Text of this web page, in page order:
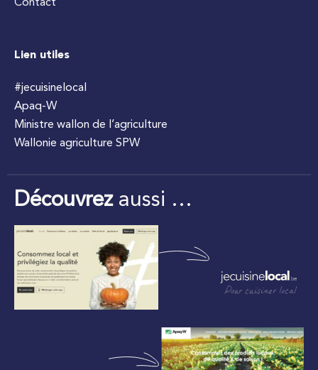
Contact
Lien utiles
#jecuisinelocal
Apaq-W
Ministre wallon de l’agriculture
Wallonie agriculture SPW
Découvrezaussi …
Pour cuisiner local